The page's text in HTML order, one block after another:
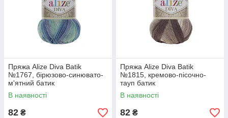
Пряжа Alize Diva Batik
№1767, бірюзово-синювато-
м'ятний батик
В наявності
82 ₴
Пряжа Alize Diva Batik
№1815, кремово-пісочно-
тауп батик
В наявності
82 ₴